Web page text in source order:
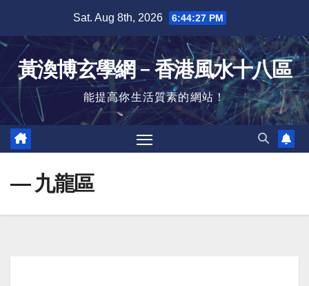
content
Sat. Aug 8th, 2026 6:44:28 PM
黃渙博玄學網﹣香港風水十八區
能提高你生活質素的網站！
— 九龍區